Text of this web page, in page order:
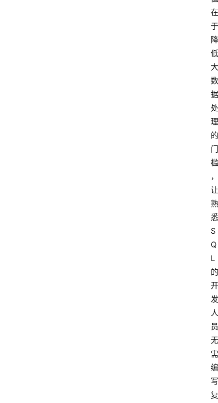
在
于
降
低
大
数
据
处
理
的
门
槛
，
让
熟
悉
S
Q
L
的
开
发
人
员
无
需
编
写
复